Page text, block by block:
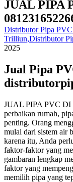
JUAL PIPA
Distributor Pipa
Trilliun,Distributor
2025
Jual Pipa
JUAL PIPA PVC DI
perbaikan rumah,
penting. Orang
mulai dari sistem air
karena itu, Anda
faktor-faktor yang
gambaran lengkap
faktor yang
memilih pipa yang